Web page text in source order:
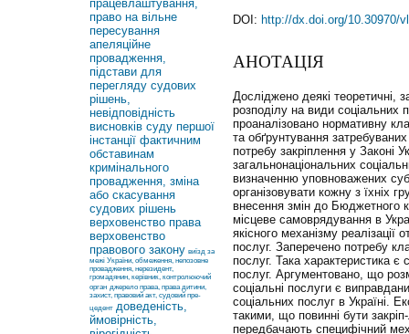
працевлаштування,
право на вільне
пересування
апеляційне
провадження,
підстави для
перегляду судових
рішень,
невідповідність
висновків суду першої
інстанції фактичним
обставинам
кримінального
провадження, зміна
або скасування
судових рішень
верховенство права
верховенство
правового закону виїзд за
межі України, обмеження, непозовне
провадження, нерезидент,
громадянин, керівник, контролюючий
орган джерело права, права дитини,
захист, правовий акт, судовий пре-
цедент доведеність,
ймовірність,
DOI: http://dx.doi.org/10.30970/
АНОТАЦІЯ
Досліджено деякі теоретичні,
розподілу на види соціальних
проаналізовано нормативну
та обґрунтування
потребу закріплення у Законі
загальнонаціональних
визначенню уповноважених
організовувати кожну з їхніх
внесення змін до Бюджетного
місцеве самоврядування в
якісного механізму реалізації
послуг. Заперечено потребу
послуг. Така характеристика
послуг. Аргументовано, що
соціальні послуги є
соціальних послуг в Україні.
такими, що повинні бути
передбачають специфічний